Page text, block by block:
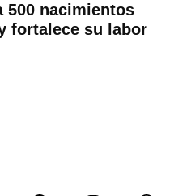
500 nacimientos
fortalece su labor